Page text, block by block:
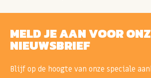
MELD JE AAN VOOR
NIEUWSBRIEF
Blijf op de hoogte van onze speciale